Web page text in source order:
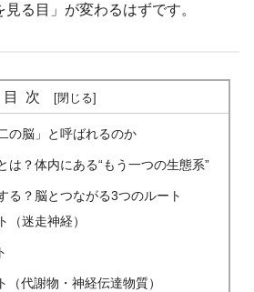
る目」が変わるはずです。
目次
の脳」と呼ばれるのか
？体内にある“もう一つの生態系”
？脳とつながる3つのルート
迷走神経）
代謝物・神経伝達物質）